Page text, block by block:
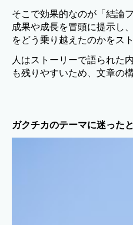
そこで効果的なのが「結論
成果や成長を冒頭に提示し
をどう乗り越えたのかをス
人はストーリーで語られた
も残りやすいため、文章の
ガクチカのテーマに迷った